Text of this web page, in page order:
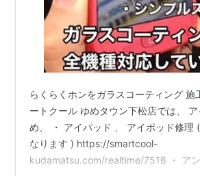
らくらくホンをガラスコーティング 施
ートクール ゆめタウン下松店では、
め、 ・ アイパッド 、 アイポッド修理
なります ) https://smartcool-
kudamatsu.com/realtime/7518 ・ アン